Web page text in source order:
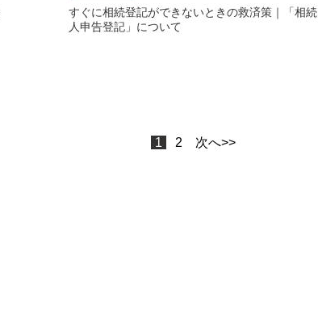
すぐに相続登記ができないときの救済策｜「相続
人申告登記」について
1 2 次へ>>